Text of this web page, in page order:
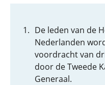
De leden van de
Nederlanden
voordracht van
door de Tweede
Generaal.